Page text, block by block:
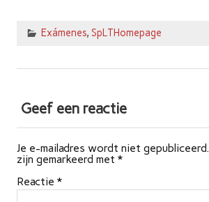
Exámenes, SpLTHomepage
Geef een reactie
Je e-mailadres wordt niet gepubliceerd.
zijn gemarkeerd met *
Reactie *